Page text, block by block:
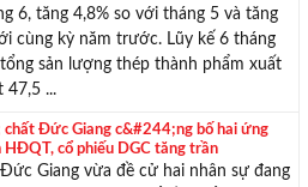
6, tăng 4,8% so với tháng 5 và tăng
cùng kỳ năm trước. Lũy kế 6 tháng
sản lượng thép thành phẩm xuất
47,5 ...
chất Đức Giang c&#244;ng bố hai ứng
cổ phiếu DGC tăng trần
Giang vừa đề cử hai nhân sự đang